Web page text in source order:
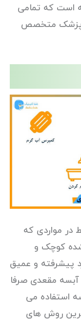
است که تمامی
پزشک متخصص
در مواردی که
کوچک و
پیشرفته و عمیق
آبسه مقعدی صرفا
استفاده می
روش های